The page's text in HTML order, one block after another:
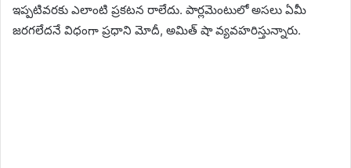
ఇప్పటివరకు ఎలాంటి ప్రకటన రాలేదు. పార్లమెంటులో అసలు ఏమీ
జరగలేదనే విధంగా ప్రధాని మోదీ, అమిత్‌ షా వ్యవహరిస్తున్నారు.